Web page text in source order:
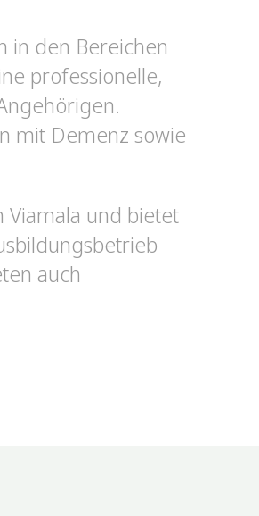
in den Bereichen
professionelle,
mit Demenz sowie
Viamala und bietet
auch